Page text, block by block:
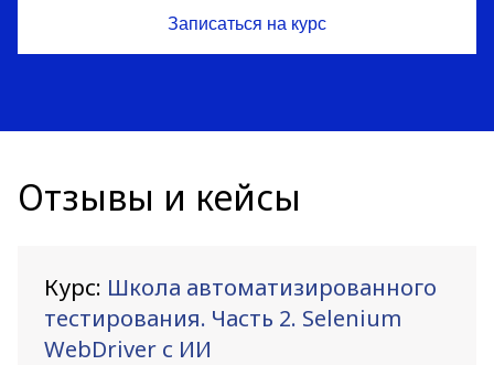
Отзывы и кейсы
Курс: Школа автоматизированного
тестирования. Часть 2. Selenium
WebDriver с ИИ